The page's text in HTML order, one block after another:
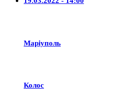
Маріуполь
Колос